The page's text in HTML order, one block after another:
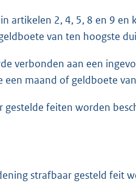
artikelen 2, 4, 5, 8 en 9
van ten hoogste
verbonden aan een
een maand of geldboete
gestelde feiten worden
strafbaar gesteld feit